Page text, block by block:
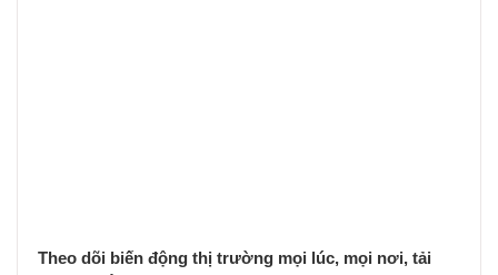
Theo dõi biến động thị trường mọi lúc, mọi nơi, tải